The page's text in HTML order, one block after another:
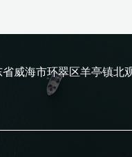
威海市环翠区羊亭镇北